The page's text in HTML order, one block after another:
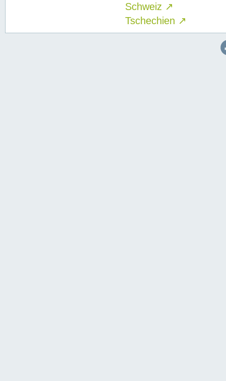
Schweiz ↗
Tschechien ↗